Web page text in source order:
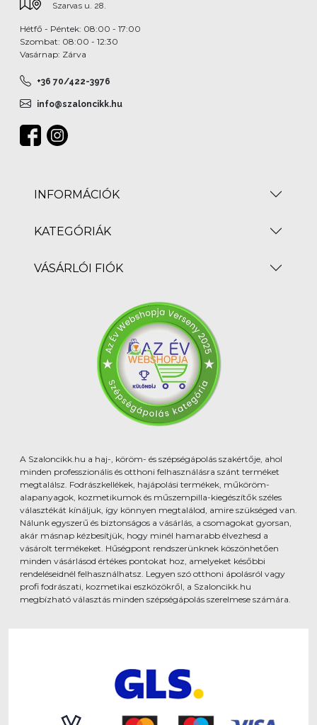
Szarvas u. 28.
Hétfő - Péntek: 08:00 - 17:00
Szombat: 08:00 - 12:30
Vasárnap: Zárva
+36 70/422-3976
info@szaloncikk.hu
INFORMÁCIÓK
KATEGÓRIÁK
VÁSÁRLÓI FIÓK
A Szaloncikk.hu a haj-, köröm- és szépségápolás szakértője, ahol
minden professzionális és otthoni felhasználásra szánt terméket
megtalálsz. Fodrászkellékek, hajápolási termékek, műköröm-
alapanyagok, kozmetikumok és műszempilla-kiegészítők széles
választékát kínáljuk, így könnyen megtalálod, amire szükséged van.
Nálunk egyszerű és biztonságos a vásárlás, a csomagokat gyorsan,
akár másnap kézbesítjük, hogy minél hamarabb élvezhesd a
vásárolt termékeket. Hűségpont rendszerünknek köszönhetően
minden vásárlásod értékes pontokat hoz, amelyeket későbbi
rendeléseidnél felhasználhatsz. Legyen szó otthoni ápolásról vagy
profi fodrászati, kozmetikai eszközökről, a Szaloncikk.hu
megbízható választás minden szépségápolás szerelmese számára.